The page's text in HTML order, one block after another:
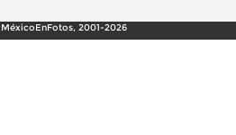
2001-2026